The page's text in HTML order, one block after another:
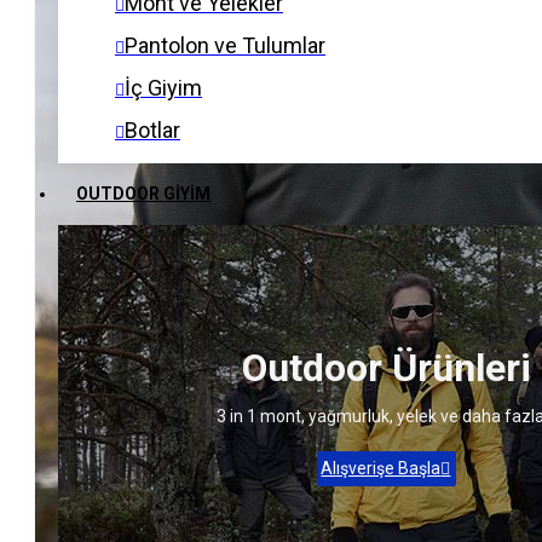
Pantolon ve Tulumlar
İç Giyim
Botlar
Aksesuarlar
Eldivenler
OUTDOOR GIYIM
Outdoor Ürünleri
3 in 1 mont, yağmurluk, yelek ve daha
Alışverişe Başla